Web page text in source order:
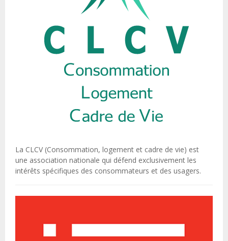
La CLCV (Consommation, logement et cadre de vie) est
une association nationale qui défend exclusivement les
intérêts spécifiques des consommateurs et des usagers.